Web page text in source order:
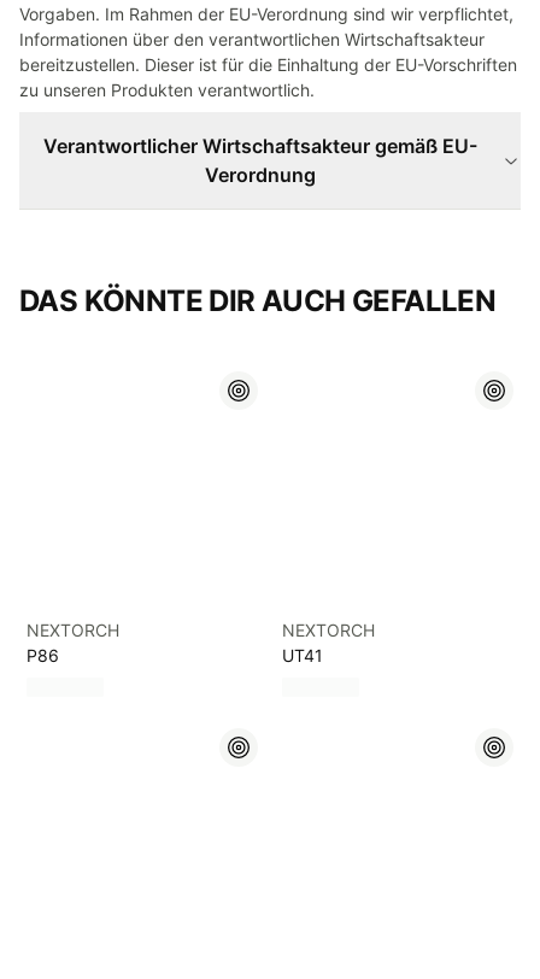
Vorgaben. Im Rahmen der EU-Verordnung sind wir verpflichtet,
Informationen über den verantwortlichen Wirtschaftsakteur
bereitzustellen. Dieser ist für die Einhaltung der EU-Vorschriften
zu unseren Produkten verantwortlich.
Verantwortlicher Wirtschaftsakteur gemäß EU-
Verordnung
DAS KÖNNTE DIR AUCH GEFALLEN
NEXTORCH
P86
NEXTORCH
UT41